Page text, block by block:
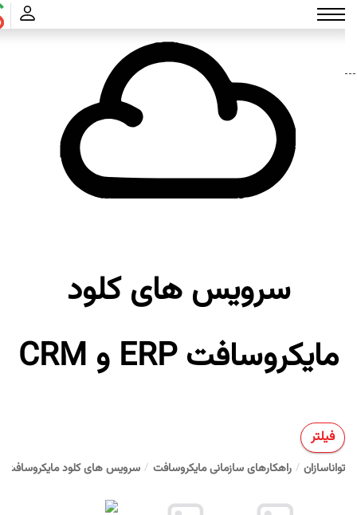
سرویس های کلود
مایکروسافت ERP و CRM
فیلتر
تواناسازان راهکارهای سازمانی مایکروسافت سرویس های کلود مایکروسافت ERP و CRM